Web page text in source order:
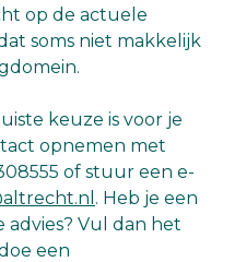
op de actuele
soms niet makkelijk
keuze is voor je
opnemen met
of stuur een e-
. Heb je een
advies? Vul dan het
een